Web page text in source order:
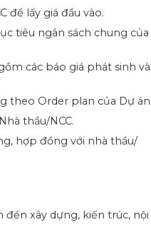
để lấy giá đầu vào.
tiêu ngân sách chung của
các báo giá phát sinh và
theo Order plan của Dự
thầu/NCC.
hợp đồng với nhà thầu/
xây dựng, kiến trúc, nội